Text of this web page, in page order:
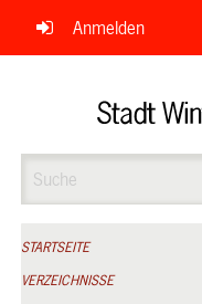
Navigation
überspringen
Anmelden
STARTSEITE
VERZEICHNISSE